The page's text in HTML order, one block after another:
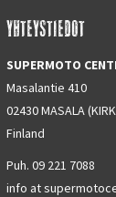
YHTEYSTIEDOT
SUPERMOTO
Masalantie 410
02430 MASALA
Finland
Puh. 09 221 7088
info at